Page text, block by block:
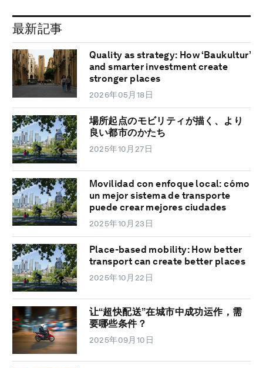
最新記事
Quality as strategy: How ‘Baukultur’
and smarter investment create
stronger places
2026年05月18日
場所起点のモビリティが描く、より
良い都市のかたち
2025年10月27日
Movilidad con enfoque local: cómo
un mejor sistema de transporte
puede crear mejores ciudades
2025年10月23日
Place-based mobility: How better
transport can create better places
2025年10月22日
让“超快配送”在城市中成功运作，需
要哪些条件？
2025年09月10日